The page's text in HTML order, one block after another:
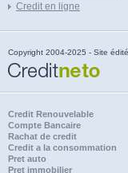
Credit en ligne
Copyright 2004-2025 - Site
Credit Renouvelable
Compte Bancaire
Rachat de credit
Credit a la consommation
Pret auto
Pret immobilier